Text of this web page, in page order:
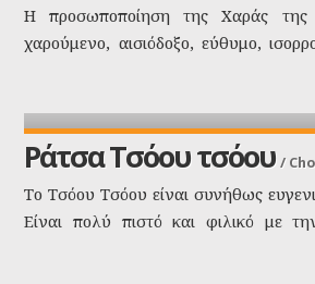
Η προσωποποίηση της Χαράς
χαρούμενο, αισιόδοξο, εύθυμο,
εύπλαστο, χωρίς καμία απολύτως
Ράτσα Τσόου τσόου /
Το Τσόου Τσόου είναι συνήθως
Είναι πολύ πιστό και φιλικό με
συγκρατημένο με τους ξένους.